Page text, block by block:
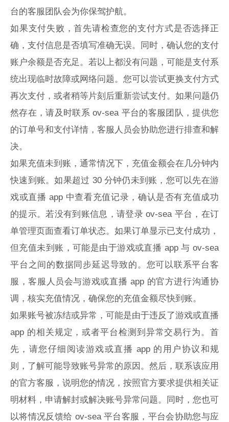
台的客服团队会为你保驾护航。
如果支付失败，首先请检查您的支付方式是否选择正
确，支付信息是否填写准确无误。同时，确认您的支付
账户余额是否充足。若以上都没有问题，可能是支付系
统出现临时故障或网络问题。您可以尝试更换支付方式
再次支付，或者稍等片刻后重新尝试支付。如果问题仍
然存在，请及时联系 ov-sea 平台的客服团队，提供您
的订单号和支付详情，客服人员会协助您进行排查和解
决。
如果充值未到账，通常情况下，充值金额会在几分钟内
快速到账。如果超过 30 分钟仍未到账，您可以先在游
戏或直播 app 中查看充值记录，确认是否有充值成功
的提示。若没有到账信息，请登录 ov-sea 平台，在订
单管理页面查看订单状态。如果订单显示已支付成功，
但充值未到账，可能是由于游戏或直播 app 与 ov-sea
平台之间的数据同步延迟导致的。您可以联系平台客
服，客服人员会与游戏或直播 app 的官方进行沟通协
调，核实充值情况，确保您的充值金额尽快到账。
如果账号被冻结或异常，可能是由于违反了游戏或直播
app 的相关规定，或者平台检测到异常交易行为。首
先，请您仔细阅读游戏或直播 app 的用户协议和规
则，了解可能导致账号异常的原因。然后，联系该应用
的官方客服，说明您的情况，按照官方要求提供相关证
明材料，申请解封或解决账号异常问题。同时，您也可
以将情况反馈给 ov-sea 平台客服，平台会协助您与应